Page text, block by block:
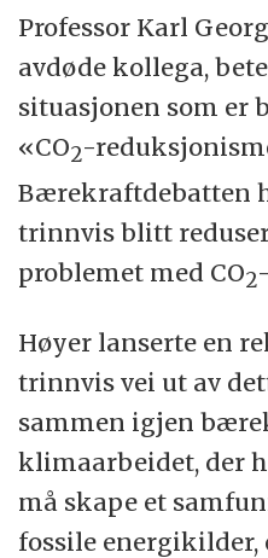
Professor Karl
avdøde kollega,
situasjonen som er
«CO2-
Bærekraftdebatten
trinnvis blitt
problemet med CO2
Høyer lanserte en
trinnvis vei ut av
sammen igjen
klimaarbeidet, der
må skape et
fossile energikilder,